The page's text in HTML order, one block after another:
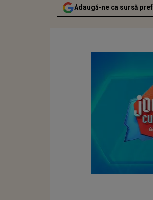
Adaugă-ne ca sursă